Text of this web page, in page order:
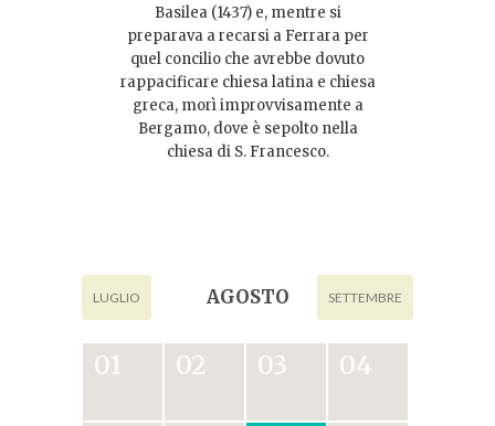
Basilea (1437) e, mentre si
preparava a recarsi a Ferrara per
quel concilio che avrebbe dovuto
rappacificare chiesa latina e chiesa
greca, morì improvvisamente a
Bergamo, dove è sepolto nella
chiesa di S. Francesco.
AGOSTO
LUGLIO SETTEMBRE
01 02 03 04